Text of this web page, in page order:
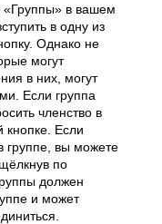
«Группы» в вашем
в одну из
Однако не
могут
в них, могут
Если группа
членство в
кнопке. Если
группе, вы можете
по
должен
и может